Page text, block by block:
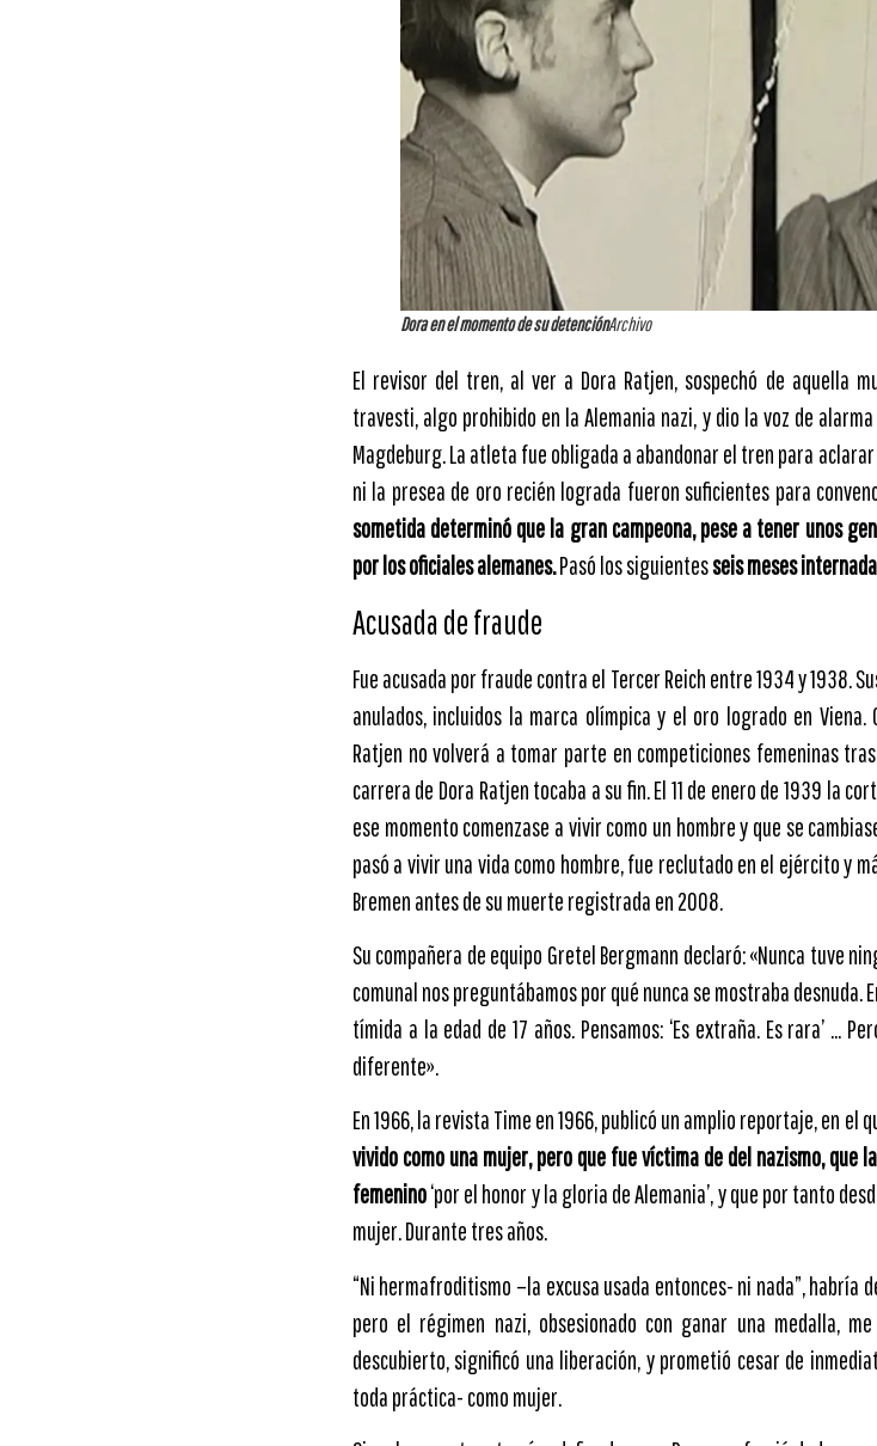
Dora en el momento de su detenciónArchivo
El revisor del tren, al ver a Dora Ratjen, sospechó de aquella
travesti, algo prohibido en la Alemania nazi, y dio la voz de
Magdeburg. La atleta fue obligada a abandonar el tren para
ni la presea de oro recién lograda fueron suficientes para
sometida determinó que la gran campeona, pese a tener unos
por los oficiales alemanes.Pasó los siguientesseis meses
Acusada de fraude
Fue acusada por fraude contra el Tercer Reich entre 1934 y 1938.
anulados, incluidos la marca olímpica y el oro logrado en Viena.
Ratjen no volverá a tomar parte en competiciones femeninas
carrera de Dora Ratjen tocaba a su fin. El 11 de enero de 1939 la
ese momento comenzase a vivir como un hombre y que se
pasó a vivir una vida como hombre, fue reclutado en el ejército y
Bremen antes de su muerte registrada en 2008.
Su compañera de equipo Gretel Bergmann declaró: «Nunca tuve
comunal nos preguntábamos por qué nunca se mostraba
tímida a la edad de 17 años. Pensamos: ‘Es extraña. Es rara’ …
diferente».
En 1966, la revista Time en 1966, publicó un amplio reportaje, en el
vivido como una mujer, pero que fue víctima de del nazismo,
femenino‘por el honor y la gloria de Alemania’, y que por tanto
mujer. Durante tres años.
“Ni hermafroditismo –la excusa usada entonces- ni nada”, habría
pero el régimen nazi, obsesionado con ganar una medalla,
descubierto, significó una liberación, y prometió cesar de
toda práctica- como mujer.